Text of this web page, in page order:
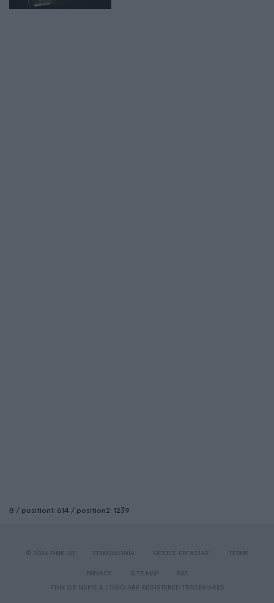
8 / position1: 614 / position2: 1239
© 2026 PINK.GR ΕΠΙΚΟΙΝΩΝΙΑ ΘΕΣΕΙΣ ΕΡΓΑΣΙΑΣ TERMS
PRIVACY SITE MAP
RSS
PINK.GR NAME & LOGO ARE REGISTERED TRADEMARKS